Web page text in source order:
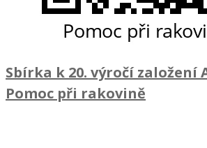
Sbírka k 20. výročí založení
Pomoc při rakovině